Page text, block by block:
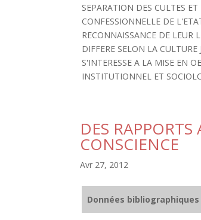
SEPARATION DES CULTES
CONFESSIONNELLE DE
RECONNAISSANCE DE LEUR
DIFFERE SELON LA
S'INTERESSE A LA MISE EN
INSTITUTIONNEL ET
DES
CONSCIENCE
Avr 27, 2012
Données